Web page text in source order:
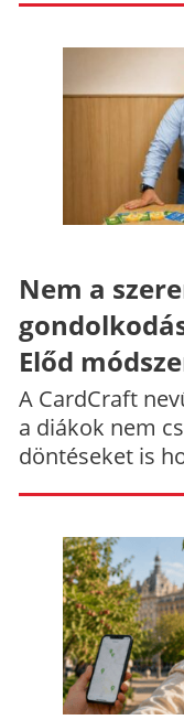
Nem a
Előd
A CardCraft
a diákok nem
döntéseket is